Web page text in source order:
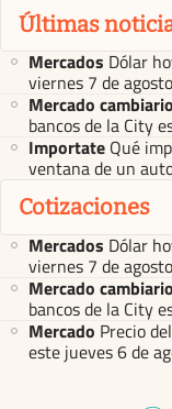
Últimas
Mercados Dólar
viernes 7 de
Mercado cambiario
bancos de la City
Importate Qué
ventana de un
Cotizaciones
Mercados Dólar
viernes 7 de
Mercado cambiario
bancos de la City
Mercado Precio
este jueves 6 de